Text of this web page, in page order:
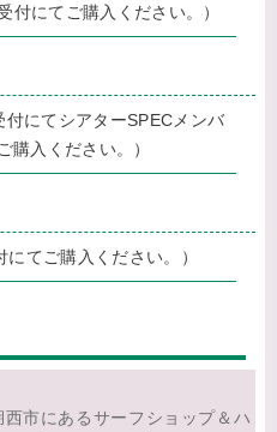
にてご購入ください。）
にてシアターSPECメンバ
購入ください。）
てご購入ください。）
市にあるサーフショップ＆ハ